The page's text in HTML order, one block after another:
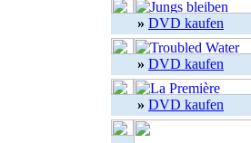
» DVD kaufen
» DVD kaufen
» DVD kaufen